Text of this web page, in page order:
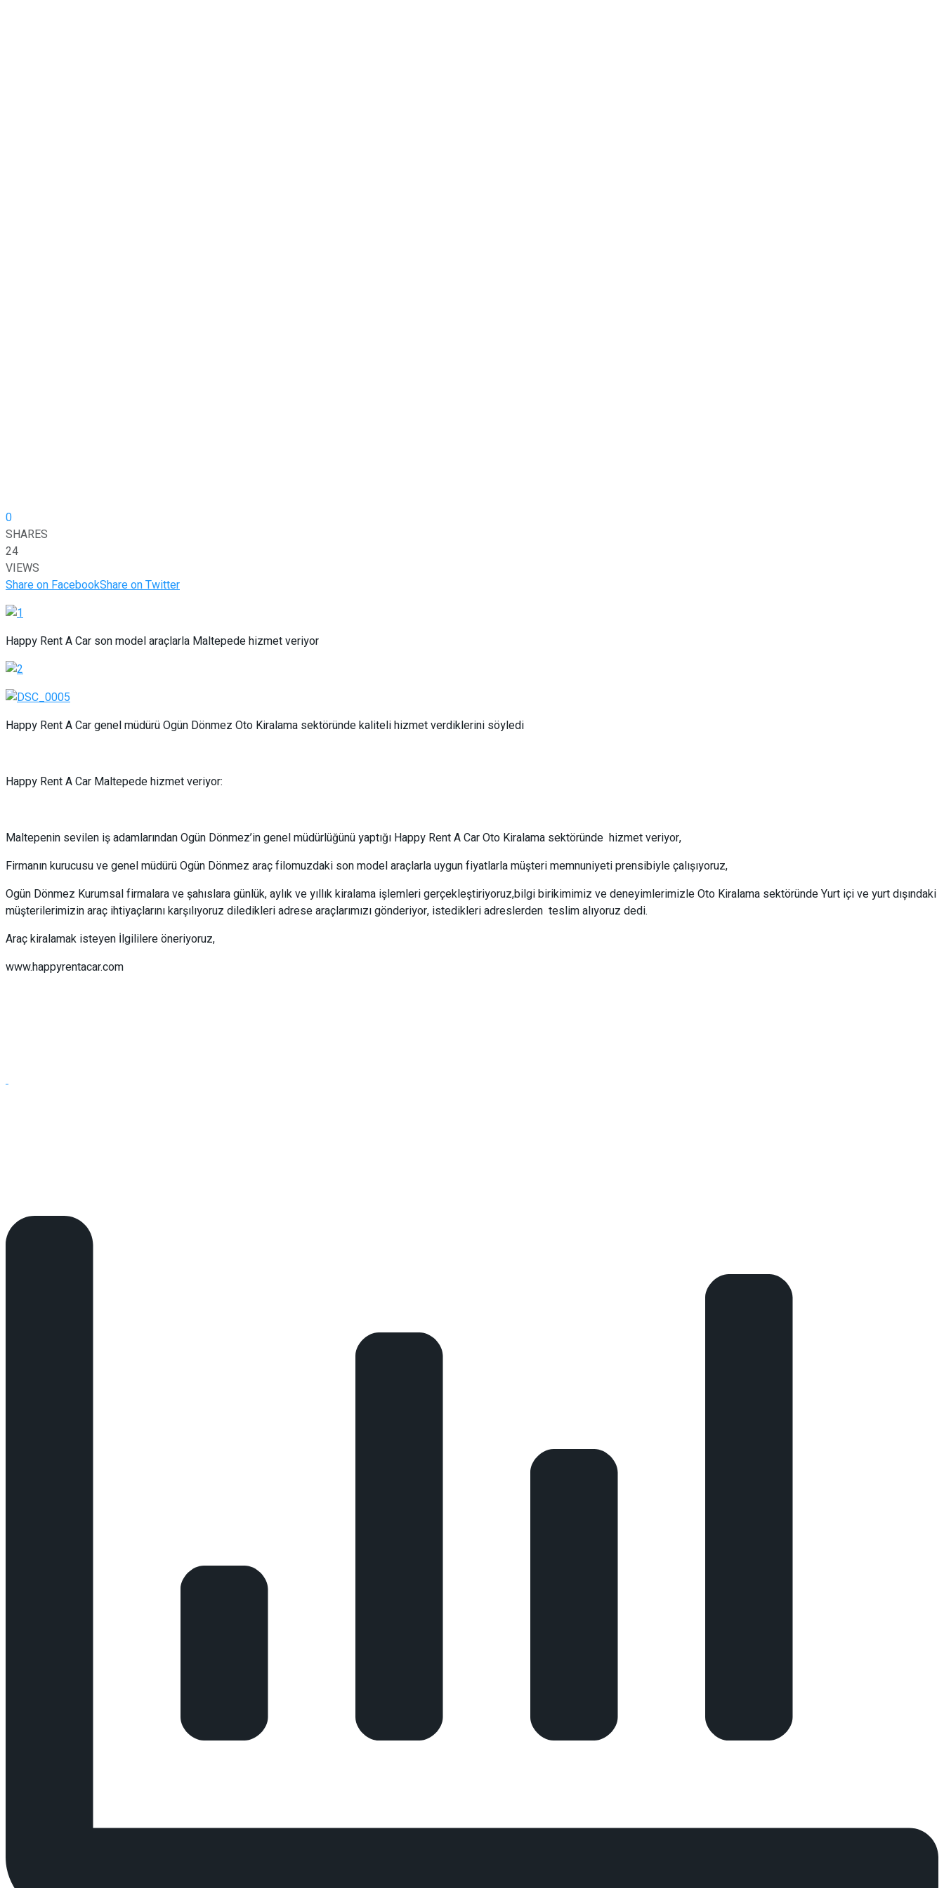
0
SHARES
24
VIEWS
Share on FacebookShare on Twitter
Happy Rent A Car son model araçlarla Maltepede hizmet veriyor
Happy Rent A Car genel müdürü Ogün Dönmez Oto Kiralama sektöründe kaliteli hizmet verdiklerini söyledi
Happy Rent A Car Maltepede hizmet veriyor:
Maltepenin sevilen iş adamlarından Ogün Dönmez’in genel müdürlüğünü yaptığı Happy Rent A Car Oto Kiralama sektöründe hizmet veriyor,
Firmanın kurucusu ve genel müdürü Ogün Dönmez araç filomuzdaki son model araçlarla uygun fiyatlarla müşteri memnuniyeti prensibiyle çalışıyoruz,
Ogün Dönmez Kurumsal firmalara ve şahıslara günlük, aylık ve yıllık kiralama işlemleri gerçekleştiriyoruz,bilgi birikimimiz ve deneyimlerimizle Oto Kiralama sektöründe Yurt içi ve yurt dışındaki
müşterilerimizin araç ihtiyaçlarını karşılıyoruz diledikleri adrese araçlarımızı gönderiyor, istedikleri adreslerden teslim alıyoruz dedi.
Araç kiralamak isteyen İlgililere öneriyoruz,
www.happyrentacar.com